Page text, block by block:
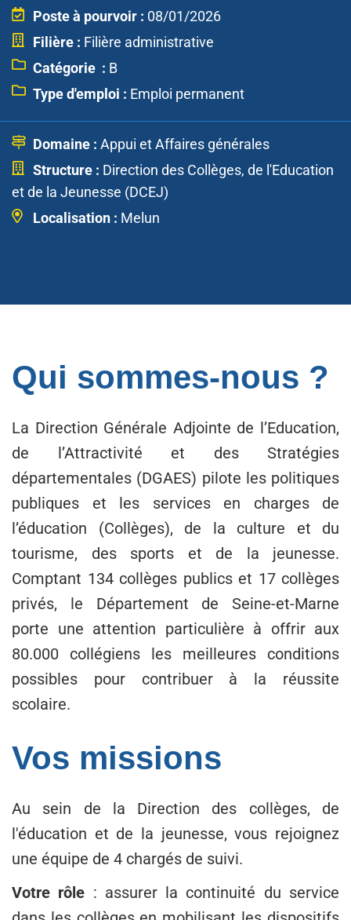
Poste à pourvoir : 08/01/2026
Filière : Filière administrative
Catégorie : B
Type d'emploi : Emploi permanent
Domaine : Appui et Affaires générales
Structure : Direction des Collèges, de l'Education
et de la Jeunesse (DCEJ)
Localisation : Melun
Qui sommes-nous ?
La Direction Générale Adjointe de l’Education,
de l’Attractivité et des Stratégies
départementales (DGAES) pilote les politiques
publiques et les services en charges de
l’éducation (Collèges), de la culture et du
tourisme, des sports et de la jeunesse.
Comptant 134 collèges publics et 17 collèges
privés, le Département de Seine-et-Marne
porte une attention particulière à offrir aux
80.000 collégiens les meilleures conditions
possibles pour contribuer à la réussite
scolaire.
Vos missions
Au sein de la Direction des collèges, de
l'éducation et de la jeunesse, vous rejoignez
une équipe de 4 chargés de suivi.
Votre rôle : assurer la continuité du service